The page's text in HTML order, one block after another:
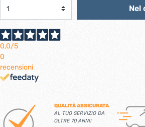
Nel
0,0/5
0
recensioni
QUALITÀ ASSICURATA
AL TUO SERVIZIO DA
OLTRE 70 ANNI!